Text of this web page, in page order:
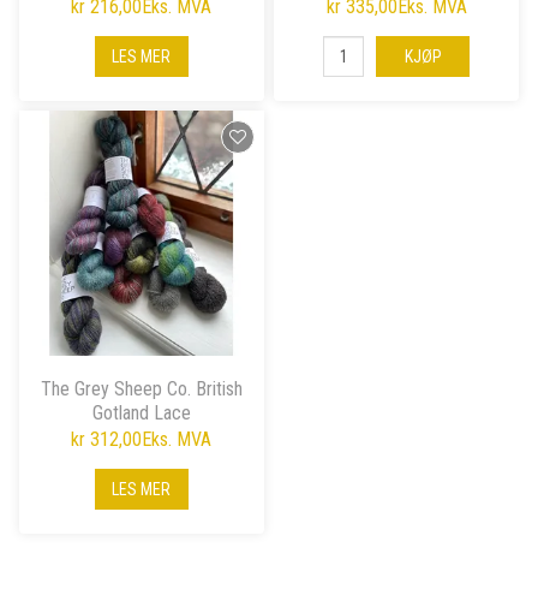
kr 216,00Eks. MVA
LES MER
kr 335,00Eks. MVA
KJØP
The Grey Sheep Co. British
Gotland Lace
kr 312,00Eks. MVA
LES MER